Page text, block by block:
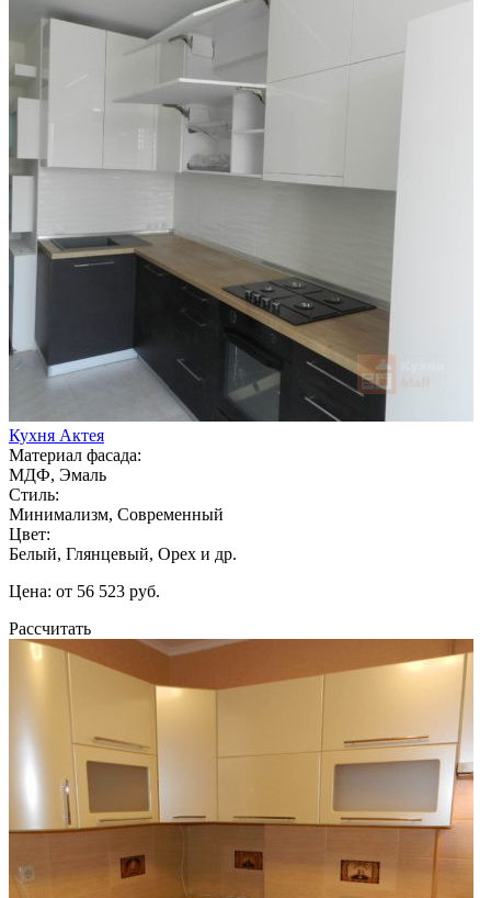
Кухня Актея
Материал фасада:
МДФ, Эмаль
Стиль:
Минимализм, Современный
Цвет:
Белый, Глянцевый, Орех и др.
Цена: от 56 523 руб.
Рассчитать